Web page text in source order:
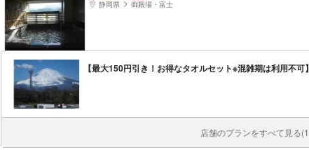
静岡県
御殿場・富士
【最大150円引き！お得なタオルセット※混雑期は利用不
店舗のプランをすべて見る